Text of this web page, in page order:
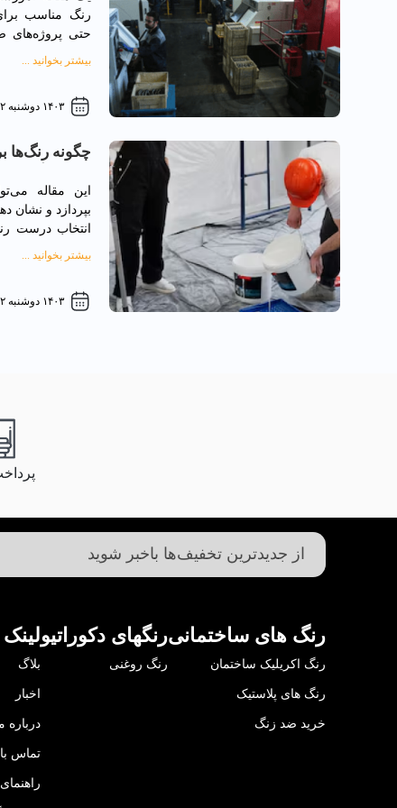
رنگ با غلطک، تا
رنگ مناسب
حتی پروژه‌های
می‌توانید از
بیشتر بخوانید ...
۱۴۰۳ دوشنبه ۱۲ آذر
چگونه رنگ‌ها
این مقاله
بپردازد و
انتخاب درست
فضاهای عمومی
بیشتر بخوانید ...
۱۴۰۳ دوشنبه ۱۲ آذر
رنگ های ساختمانی
رنگ اکریلیک ساختمان
رنگ های پلاستیک
خرید ضد زنگ
رنگهای دکوراتیو
رنگ روغنی بلاگ
اخبار
درباره
تماس